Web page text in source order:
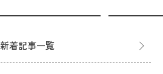
新着記事一覧